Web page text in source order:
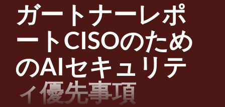
ガートナーレポ
ートCISOのため
のAIセキュリテ
ィ優先事項